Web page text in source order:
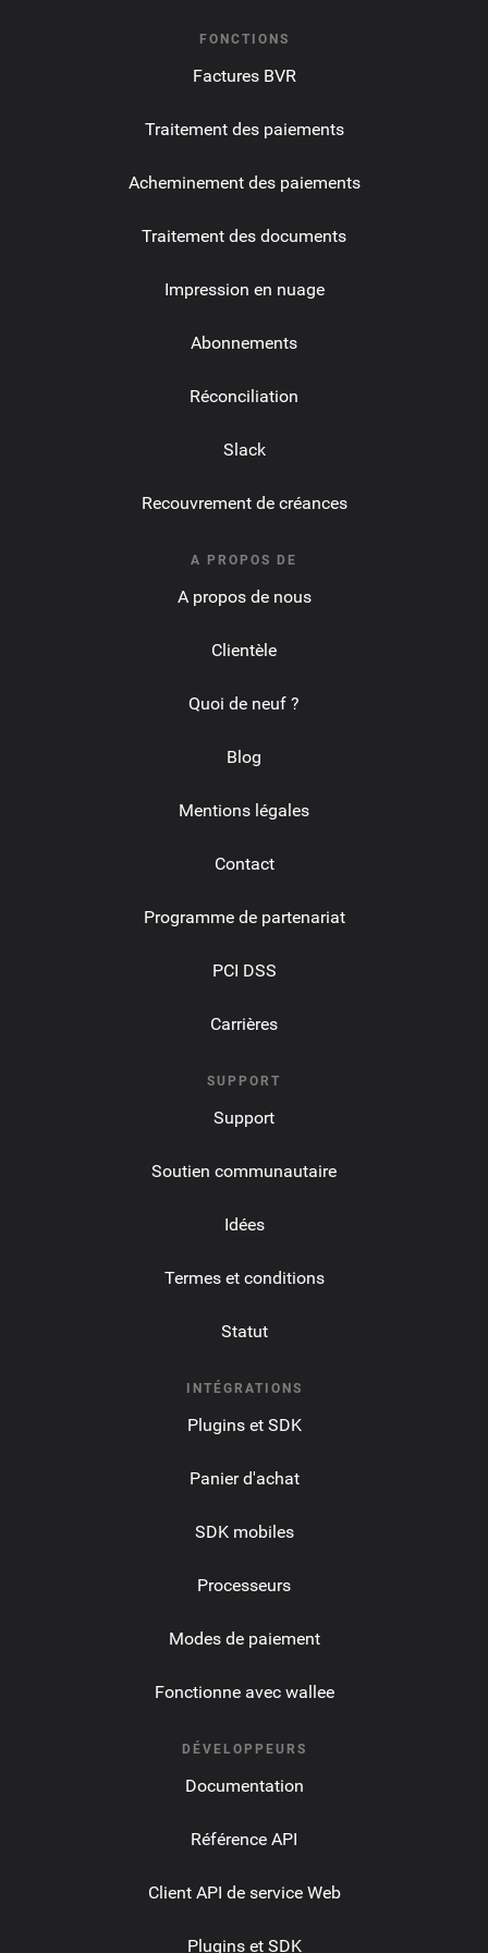
FONCTIONS
Factures BVR
Traitement des paiements
Acheminement des paiements
Traitement des documents
Impression en nuage
Abonnements
Réconciliation
Slack
Recouvrement de créances
A PROPOS DE
A propos de nous
Clientèle
Quoi de neuf ?
Blog
Mentions légales
Contact
Programme de partenariat
PCI DSS
Carrières
SUPPORT
Support
Soutien communautaire
Idées
Termes et conditions
Statut
INTÉGRATIONS
Plugins et SDK
Panier d'achat
SDK mobiles
Processeurs
Modes de paiement
Fonctionne avec wallee
DÉVELOPPEURS
Documentation
Référence API
Client API de service Web
Plugins et SDK